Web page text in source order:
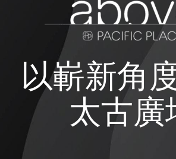
以嶄新角
太古廣